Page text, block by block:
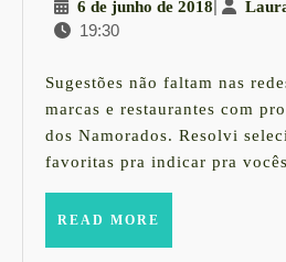
PARA
O
DIA
DOS
EM
SÃO
6 de junho de 20186
de
|
19:30
Sugestões não faltam nas
marcas e restaurantes com
dos Namorados. Resolvi
favoritas pra indicar pra
READ MORE